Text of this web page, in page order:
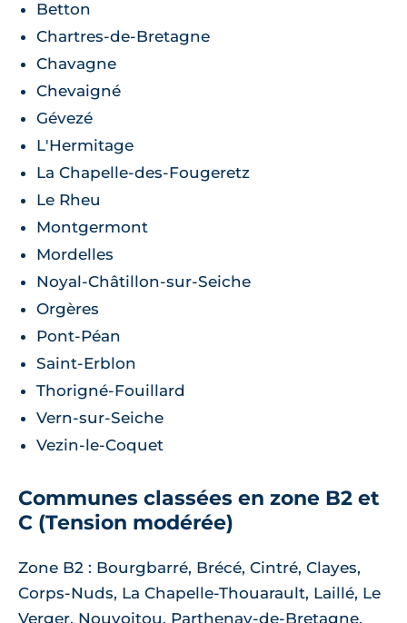
Betton
Chartres-de-Bretagne
Chavagne
Chevaigné
Gévezé
L'Hermitage
La Chapelle-des-Fougeretz
Le Rheu
Montgermont
Mordelles
Noyal-Châtillon-sur-Seiche
Orgères
Pont-Péan
Saint-Erblon
Thorigné-Fouillard
Vern-sur-Seiche
Vezin-le-Coquet
Communes classées en zone B2 et
C (Tension modérée)
Zone B2 : Bourgbarré, Brécé, Cintré, Clayes,
Corps-Nuds, La Chapelle-Thouarault, Laillé, Le
Verger, Nouvoitou, Parthenay-de-Bretagne,